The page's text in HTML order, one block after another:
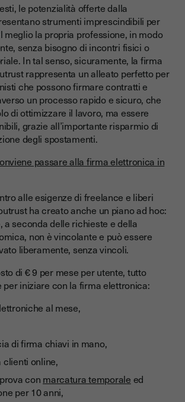
le potenzialità offerte dalla
strumenti imprescindibili per
meglio la propria professione, in modo
senza bisogno di incontri fisici o
In tal senso, sicuramente, la firma
rappresenta un alleato perfetto per
che possono firmare contratti e
un processo rapido e sicuro, che
di ottimizzare il lavoro, ma essere
grazie all’importante risparmio di
degli spostamenti.
passare alla firma elettronica in
alle esigenze di freelance e liberi
ha creato anche un piano ad hoc:
a seconda delle richieste e della
non è vincolante e può essere
liberamente, senza vincoli.
di € 9 per mese per utente, tutto
per iniziare con la firma elettronica:
al mese,
di firma chiavi in mano,
clienti online,
con marcatura temporale ed
per 10 anni,